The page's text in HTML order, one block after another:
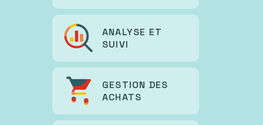
ANALYSE ET
SUIVI
GESTION DES
ACHATS